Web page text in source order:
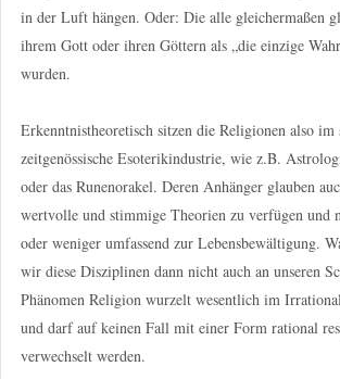
in der Luft hängen. Oder: Die alle gleichermaßen
ihrem Gott oder ihren Göttern als „die einzige
wurden.
Erkenntnistheoretisch sitzen die Religionen also
zeitgenössische Esoterikindustrie, wie z.B.
oder das Runenorakel. Deren Anhänger glauben
wertvolle und stimmige Theorien zu verfügen und
oder weniger umfassend zur Lebensbewältigung.
wir diese Disziplinen dann nicht auch an unseren
Phänomen Religion wurzelt wesentlich im
und darf auf keinen Fall mit einer Form rational
verwechselt werden.